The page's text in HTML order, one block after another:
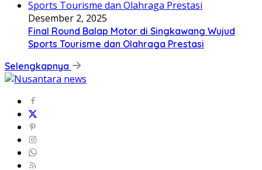
Desember 2, 2025
Final Round Balap Motor di Singkawang Wujud
Sports Tourisme dan Olahraga Prestasi
Selengkapnya